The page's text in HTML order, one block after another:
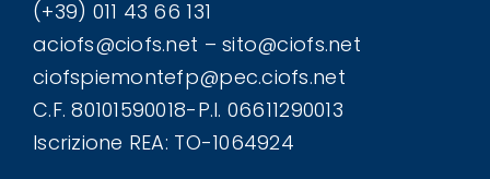
(+39) 011 43 66 131
aciofs@ciofs.net – sito@ciofs.net
ciofspiemontefp@pec.ciofs.net
C.F. 80101590018-P.I. 06611290013
Iscrizione REA: TO-1064924